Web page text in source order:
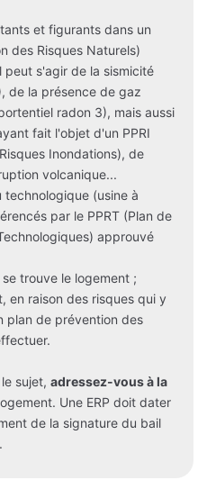
et figurants dans un
des Risques Naturels)
s'agir de la sismicité
de la présence de gaz
radon 3), mais aussi
fait l'objet d'un PPRI
Inondations), de
volcanique...
(usine à
par le PPRT (Plan de
approuvé
trouve le logement ;
en raison des risques qui y
plan de prévention des
sujet, adressez-vous à la
Une ERP doit dater
de la signature du bail